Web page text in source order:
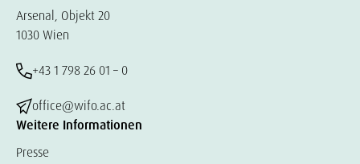
Arsenal, Objekt 20
1030 Wien
+43 1 798 26 01 – 0
office@wifo.ac.at
Weitere Informationen
Presse